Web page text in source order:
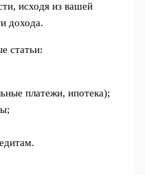
исходя из вашей
дохода.
статьи:
платежи, ипотека);